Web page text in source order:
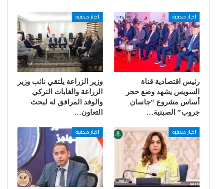
أخبار صحفية
رئيس اقتصادية قناة
السويس يشهد وضع حجر
أساس مشروع “جاسان
جروب” الصينية…
أخبار صحفية
وزير الزراعة يلتقي نائب وزير
الزراعة والغابات التركي
والوفد المرافق له لبحث
التعاون…
أخبار صحفية أخبار صحفية